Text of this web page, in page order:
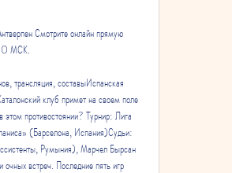
Смотрите онлайн прямую
МСК.
трансляция, составыИспанская
клуб примет на своем поле
противостоянии? Турнир: Лига
(Барселона, Испания)Судьи:
Румыния), Марчел Бырсан
встреч. Последние пять игр